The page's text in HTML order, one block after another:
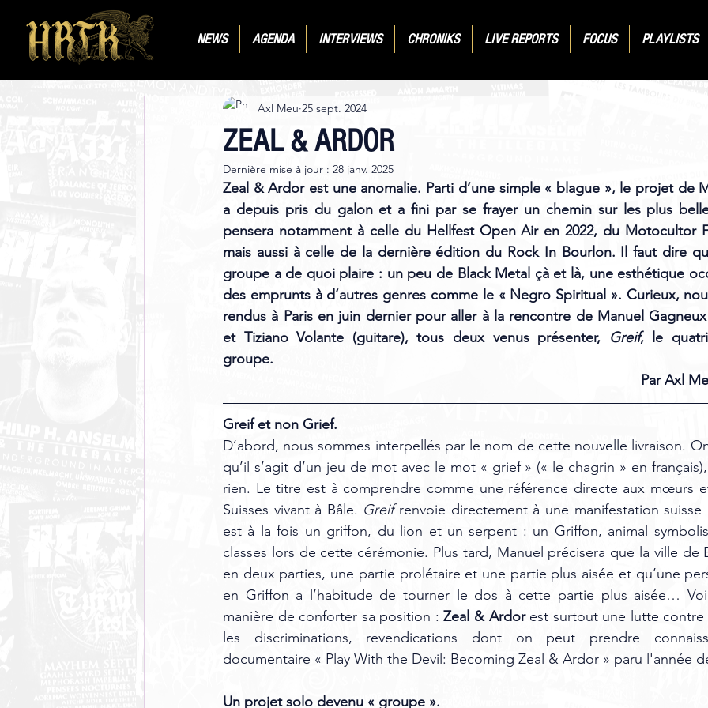
NEWS AGENDA INTERVIEWS CHRONIKS LIVE REPORTS FOCUS PLAYLISTS
ZEAL & ARDOR
Axl Meu 25 sept. 2024
Dernière mise à jour : 28 janv. 2025
Zeal & Ardor est une anomalie. Parti d’une simple « blague », le projet de
a depuis pris du galon et a fini par se frayer un chemin sur les plus
pensera notamment à celle du Hellfest Open Air en 2022, du Motocultor
mais aussi à celle de la dernière édition du Rock In Bourlon. Il faut dire
groupe a de quoi plaire : un peu de Black Metal çà et là, une esthétique
des emprunts à d’autres genres comme le « Negro Spiritual ». Curieux,
rendus à Paris en juin dernier pour aller à la rencontre de Manuel
et Tiziano Volante (guitare), tous deux venus présenter,
Greif, le
groupe.
Par Axl
Greif et non Grief.
D’abord, nous sommes interpellés par le nom de cette nouvelle livraison.
qu’il s’agit d’un jeu de mot avec le mot « grief » (« le chagrin » en
rien. Le titre est à comprendre comme une référence directe aux mœurs
Suisses vivant à Bâle. Greif renvoie directement à une manifestation suisse
est à la fois un griffon, du lion et un serpent : un Griffon, animal
classes lors de cette cérémonie. Plus tard, Manuel précisera que la ville de
en deux parties, une partie prolétaire et une partie plus aisée et qu’une
en Griffon a l’habitude de tourner le dos à cette partie plus aisée…
manière de conforter sa position : Zeal & Ardor est surtout une lutte
les discriminations, revendications dont on peut prendre
documentaire « Play With the Devil: Becoming Zeal & Ardor » paru l'année
Un projet solo devenu « groupe ».